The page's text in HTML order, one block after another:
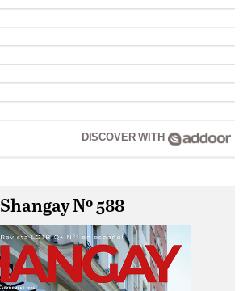
DISCOVER WITH
Shangay Nº 588